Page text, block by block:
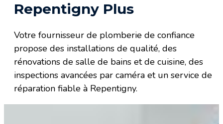
Repentigny Plus
Votre fournisseur de plomberie de confiance
propose des installations de qualité, des
rénovations de salle de bains et de cuisine, des
inspections avancées par caméra et un service de
réparation fiable à Repentigny.